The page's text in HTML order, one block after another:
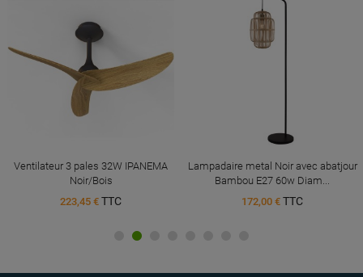
Ventilateur 3 pales 32W IPANEMA
Noir/Bois
223,45 € TTC
Lampadaire metal Noir avec abatjour
Bambou E27 60w Diam...
172,00 € TTC